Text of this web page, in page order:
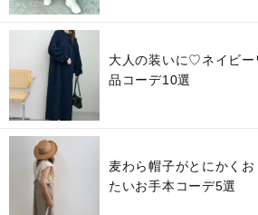
大人の装いに♡ネイビー
品コーデ10選
麦わら帽子がとにかく
たいお手本コーデ5選